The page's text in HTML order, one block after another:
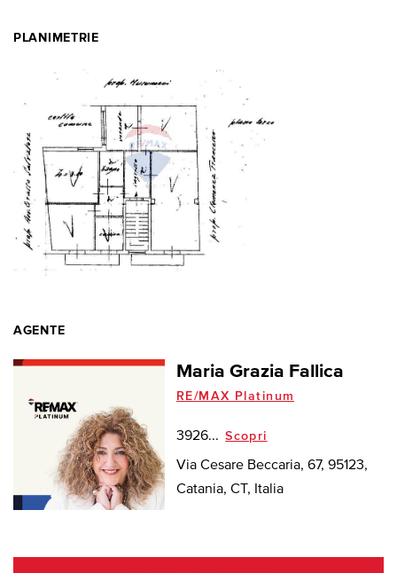
PLANIMETRIE
AGENTE
Maria Grazia Fallica
RE/MAX Platinum
3926... Scopri
Via Cesare Beccaria, 67, 95123,
Catania, CT, Italia